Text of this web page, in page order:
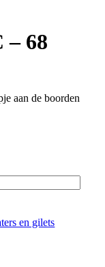
– 68
aan de boorden
en gilets